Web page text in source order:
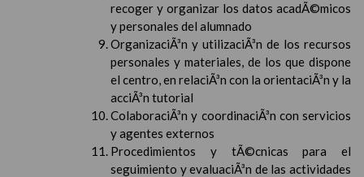
recoger y organizar los datos acadÃ©micos
y personales del alumnado
OrganizaciÃ³n y utilizaciÃ³n de los recursos
personales y materiales, de los que dispone
el centro, en relaciÃ³n con la orientaciÃ³n y la
acciÃ³n tutorial
ColaboraciÃ³n y coordinaciÃ³n con servicios
y agentes externos
Procedimientos y tÃ©cnicas para el
seguimiento y evaluaciÃ³n de las actividades